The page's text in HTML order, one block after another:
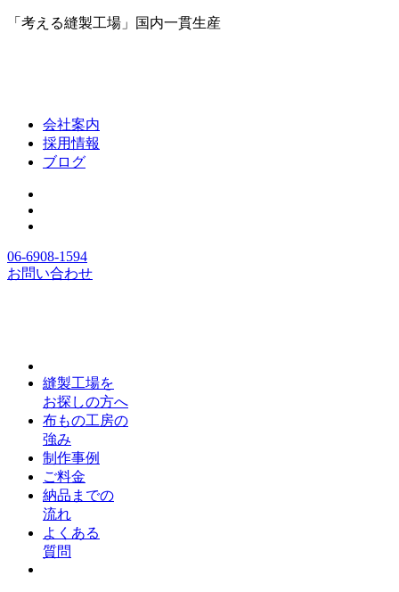
「考える縫製工場」国内一貫生産
会社案内
採用情報
ブログ
06-6908-1594
お問い合わせ
縫製工場を
お探しの方へ
布もの工房の
強み
制作事例
ご料金
納品までの
流れ
よくある
質問